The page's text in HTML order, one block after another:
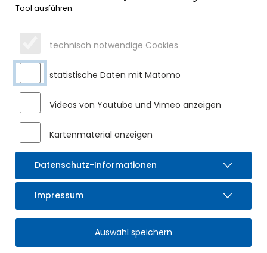
feiern. Erster Bürgermeister Gerhard Frey übermittelte im
Namen des Marktes Sulzberg die herzlichsten Glück- und
Segenswünsche und überreichte ein Geschenk, Blumen
sowie die Jubiläumsurkunde des Marktes Sulzberg. Wir
wünschen Frau Holzbrink weiterhin alles erdenklich Gute
sowie noch viele glückliche Jahre.
Tool ausführen.
technisch notwendige Cookies
statistische Daten mit Matomo
Videos von Youtube und Vimeo anzeigen
Kartenmaterial anzeigen
Datenschutz-Informationen
Impressum
Auswahl speichern